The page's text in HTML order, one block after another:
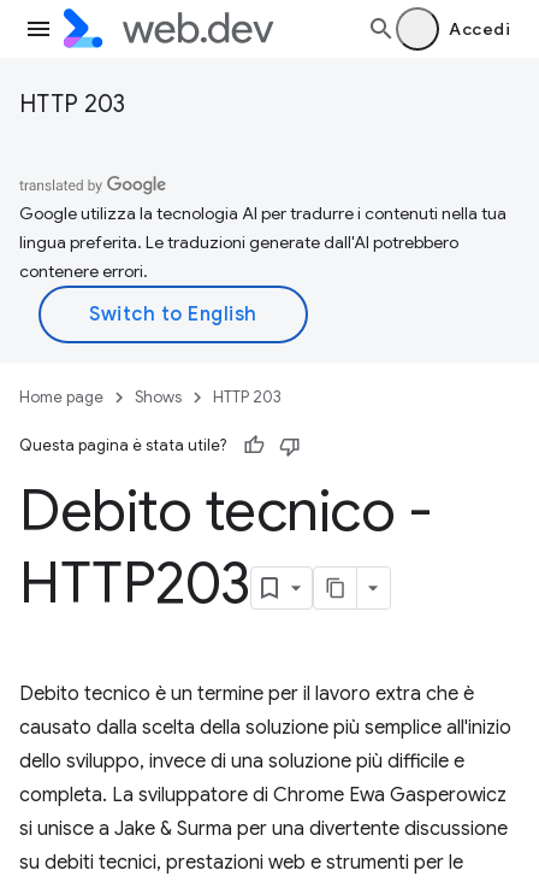
Accedi
HTTP 203
Google utilizza la tecnologia AI per tradurre i contenuti nella tua
lingua preferita. Le traduzioni generate dall'AI potrebbero
contenere errori.
Home page Shows HTTP 203
Questa pagina è stata utile?
Debito tecnico -
HTTP203
Debito tecnico è un termine per il lavoro extra che è
causato dalla scelta della soluzione più semplice all'inizio
dello sviluppo, invece di una soluzione più difficile e
completa. La sviluppatore di Chrome Ewa Gasperowicz
si unisce a Jake & Surma per una divertente discussione
su debiti tecnici, prestazioni web e strumenti per le